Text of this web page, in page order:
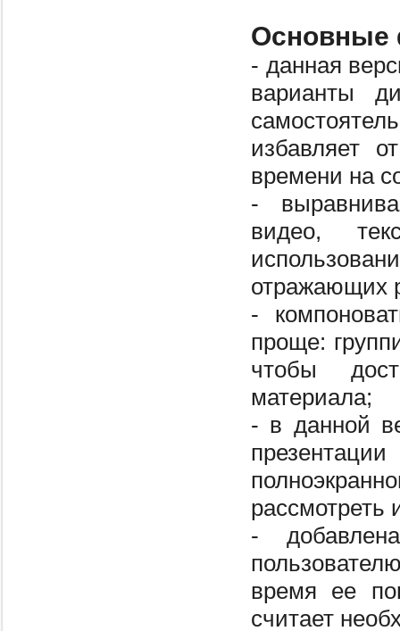
Основные
- данная
варианты
избавляет
времени на
-
видео,
отражающих
-
проще:
чтобы
материала;
- в данной
рассмотреть
-
время ее
считает